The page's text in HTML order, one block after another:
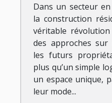
Dans un secteur
la construction
véritable révolution
des approches sur
les futurs
plus qu’un simple
un espace unique,
leur mode...